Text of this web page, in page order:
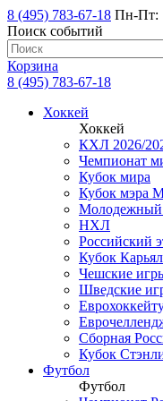
8 (495) 783-67-18 Пн-Пт:
Поиск событий
Корзина
8 (495) 783-67-18
Хоккей
Хоккей
КХЛ 2026/
Чемпионат
Кубок мира
Кубок мэра
Молодежный
НХЛ
Российский
Кубок
Чешские
Шведские
Сборная
Кубок
Футбол
Футбол